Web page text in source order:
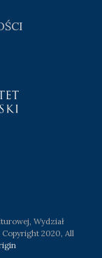
Wydział
2020, All